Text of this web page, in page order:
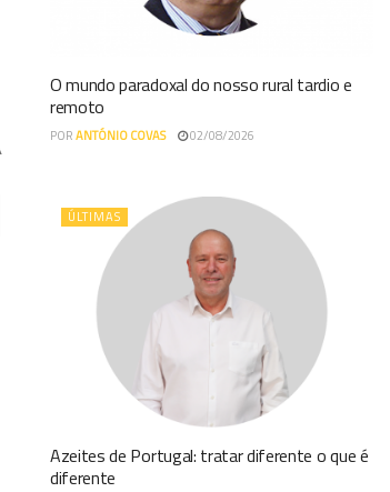
O mundo paradoxal do nosso rural tardio e
remoto
PORANTÓNIO COVAS 02/08/2026
ÚLTIMAS
Azeites de Portugal: tratar diferente o que é
diferente